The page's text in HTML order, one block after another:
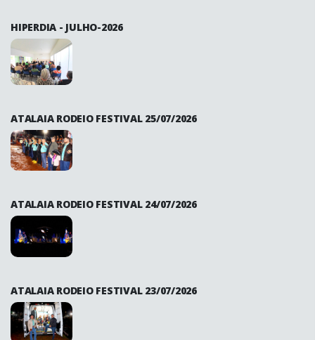
HIPERDIA - JULHO-2026
ATALAIA RODEIO FESTIVAL 25/07/2026
ATALAIA RODEIO FESTIVAL 24/07/2026
ATALAIA RODEIO FESTIVAL 23/07/2026